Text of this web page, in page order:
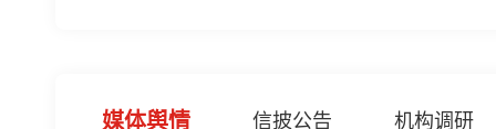
媒体舆情 信披公告 机构调研